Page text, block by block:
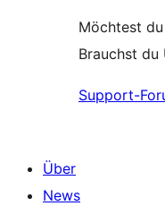
Möchtest
Brauchst du
Support-
Über
News